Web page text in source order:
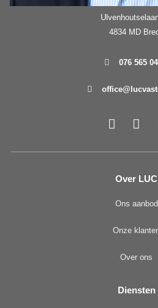
4834 MD
076 565
Over LUC
Ons aanbod
Onze
Over ons
Diensten